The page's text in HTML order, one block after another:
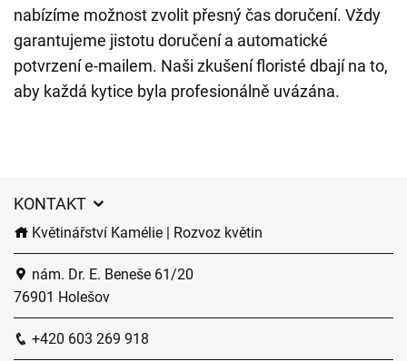
nabízíme možnost zvolit přesný čas doručení. Vždy
garantujeme jistotu doručení a automatické
potvrzení e-mailem. Naši zkušení floristé dbají na to,
aby každá kytice byla profesionálně uvázána.
KONTAKT
Květinářství Kamélie | Rozvoz květin
nám. Dr. E. Beneše 61/20
76901 Holešov
+420 603 269 918